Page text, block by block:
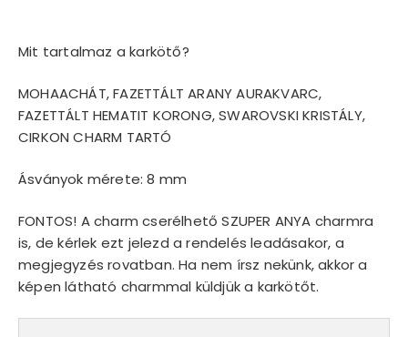
was:
5
990 Ft.
4
193 Ft.
Mit tartalmaz a karkötő?
MOHAACHÁT, FAZETTÁLT ARANY AURAKVARC,
FAZETTÁLT HEMATIT KORONG, SWAROVSKI KRISTÁLY,
CIRKON CHARM TARTÓ
Ásványok mérete: 8 mm
FONTOS! A charm cserélhető SZUPER ANYA charmra
is, de kérlek ezt jelezd a rendelés leadásakor, a
megjegyzés rovatban. Ha nem írsz nekünk, akkor a
képen látható charmmal küldjük a karkötőt.